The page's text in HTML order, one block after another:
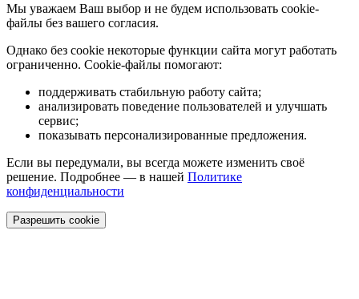
Мы уважаем Ваш выбор и не будем использовать cookie-
файлы без вашего согласия.
Однако без cookie некоторые функции сайта могут работать
ограниченно. Cookie-файлы помогают:
поддерживать стабильную работу сайта;
анализировать поведение пользователей и улучшать
сервис;
показывать персонализированные предложения.
Если вы передумали, вы всегда можете изменить своё
решение. Подробнее — в нашей Политике
конфиденциальности
Разрешить cookie